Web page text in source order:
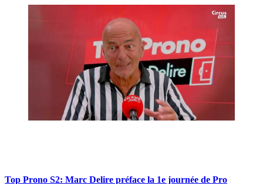
Top Prono S2: Marc Delire préface la 1e journée de Pro